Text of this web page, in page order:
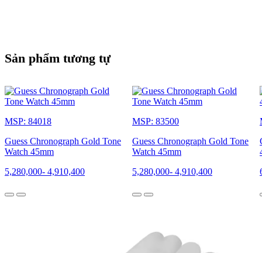
Sản phẩm tương tự
MSP: 84018
Guess Chronograph Gold Tone
Watch 45mm
5,280,000- 4,910,400
MSP: 83500
Guess Chronograph Gold Tone
Watch 45mm
5,280,000- 4,910,400